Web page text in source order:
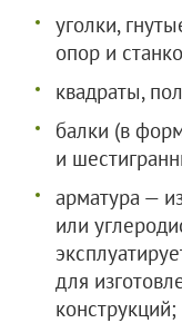
уголки,
опор и
квадраты,
балки (в
и
арматура —
или
для
конструкций;